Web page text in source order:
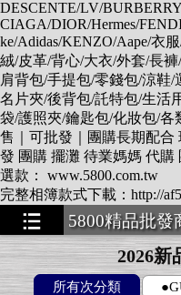
DESCENTE/LV/
CIAGA/DIOR/Hermes/
ke/Adidas/KENZO/Aape/衣
絨/皮革/背心/大衣/外套/長
肩背包/手提包/零錢包/涼鞋
名片夾/後背包/託特包/生活
袋/護照夾/鑰匙包/化妝包/
售｜可批發｜團購長期配合
發 團購 擺灘 待業媽媽 代購
選款： www.5800.com.tw
完整相簿款式下載：http://
5800精品批發
2026新
所有次分類